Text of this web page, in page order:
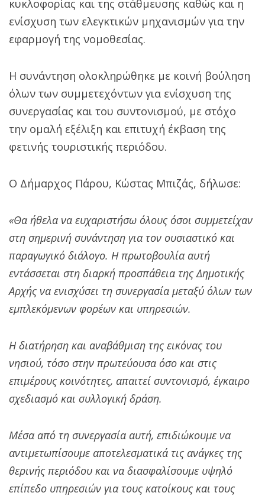
κυκλοφορίας και της στάθμευσης καθώς και η
ενίσχυση των ελεγκτικών μηχανισμών για την
εφαρμογή της νομοθεσίας.
Η συνάντηση ολοκληρώθηκε με κοινή βούληση
όλων των συμμετεχόντων για ενίσχυση της
συνεργασίας και του συντονισμού, με στόχο
την ομαλή εξέλιξη και επιτυχή έκβαση της
φετινής τουριστικής περιόδου.
Ο Δήμαρχος Πάρου, Κώστας Μπιζάς, δήλωσε:
«Θα ήθελα να ευχαριστήσω όλους όσοι συμμετείχαν
στη σημερινή συνάντηση για τον ουσιαστικό και
παραγωγικό διάλογο. Η πρωτοβουλία αυτή
εντάσσεται στη διαρκή προσπάθεια της Δημοτικής
Αρχής να ενισχύσει τη συνεργασία μεταξύ όλων των
εμπλεκόμενων φορέων και υπηρεσιών.
Η διατήρηση και αναβάθμιση της εικόνας του
νησιού, τόσο στην πρωτεύουσα όσο και στις
επιμέρους κοινότητες, απαιτεί συντονισμό, έγκαιρο
σχεδιασμό και συλλογική δράση.
Μέσα από τη συνεργασία αυτή, επιδιώκουμε να
αντιμετωπίσουμε αποτελεσματικά τις ανάγκες της
θερινής περιόδου και να διασφαλίσουμε υψηλό
επίπεδο υπηρεσιών για τους κατοίκους και τους